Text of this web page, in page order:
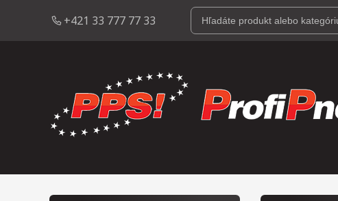
+421 33 777 77 33